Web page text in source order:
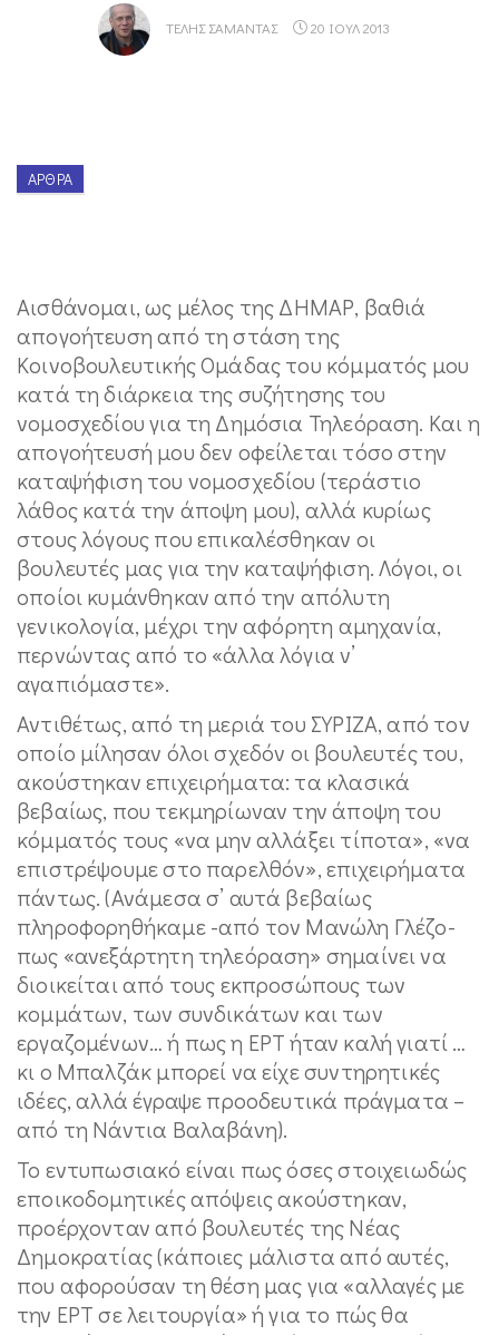
ΤΈΛΗΣ ΣΑΜΑΝΤΆΣ 20 ΙΟΥΛ 2013
ΆΡΘΡΑ
Αισθάνομαι, ως μέλος της ΔΗΜΑΡ, βαθιά
απογοήτευση από τη στάση της
Κοινοβουλευτικής Ομάδας του κόμματός μου
κατά τη διάρκεια της συζήτησης του
νομοσχεδίου για τη Δημόσια Τηλεόραση. Και η
απογοήτευσή μου δεν οφείλεται τόσο στην
καταψήφιση του νομοσχεδίου (τεράστιο
λάθος κατά την άποψη μου), αλλά κυρίως
στους λόγους που επικαλέσθηκαν οι
βουλευτές μας για την καταψήφιση. Λόγοι, οι
οποίοι κυμάνθηκαν από την απόλυτη
γενικολογία, μέχρι την αφόρητη αμηχανία,
περνώντας από το «άλλα λόγια ν’
αγαπιόμαστε».
Αντιθέτως, από τη μεριά του ΣΥΡΙΖΑ, από τον
οποίο μίλησαν όλοι σχεδόν οι βουλευτές του,
ακούστηκαν επιχειρήματα: τα κλασικά
βεβαίως, που τεκμηρίωναν την άποψη του
κόμματός τους «να μην αλλάξει τίποτα», «να
επιστρέψουμε στο παρελθόν», επιχειρήματα
πάντως. (Ανάμεσα σ’ αυτά βεβαίως
πληροφορηθήκαμε -από τον Μανώλη Γλέζο-
πως «ανεξάρτητη τηλεόραση» σημαίνει να
διοικείται από τους εκπροσώπους των
κομμάτων, των συνδικάτων και των
εργαζομένων… ή πως η ΕΡΤ ήταν καλή γιατί …
κι ο Μπαλζάκ μπορεί να είχε συντηρητικές
ιδέες, αλλά έγραψε προοδευτικά πράγματα –
από τη Νάντια Βαλαβάνη).
Το εντυπωσιακό είναι πως όσες στοιχειωδώς
εποικοδομητικές απόψεις ακούστηκαν,
προέρχονταν από βουλευτές της Νέας
Δημοκρατίας (κάποιες μάλιστα από αυτές,
που αφορούσαν τη θέση μας για «αλλαγές με
την ΕΡΤ σε λειτουργία» ή για το πώς θα